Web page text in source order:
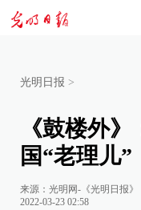
光明日报 >
《鼓楼外
国“老理儿”
来源： 光明网-《光明日报》
2022-03-23 02:58